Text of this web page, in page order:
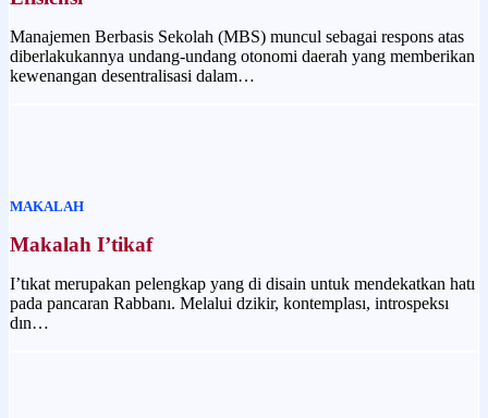
Manajemen Berbasis Sekolah (MBS) muncul sebagai respons atas
diberlakukannya undang-undang otonomi daerah yang memberikan
kewenangan desentralisasi dalam…
MAKALAH
Makalah I’tikaf
I’tıkat merupakan pelengkap yang di disain untuk mendekatkan hatı
pada pancaran Rabbanı. Melalui dzikir, kontemplası, introspeksı
dın…